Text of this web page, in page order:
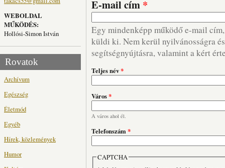
WEBOLDAL
MŰKÖDÉS:
Hollósi-Simon István
Rovatok
Archívum
Egészség
Életmód
Egyéb
Hírek, közlemények
Humor
E-mail cím *
Egy mindenképp működő e-mail
küldi ki. Nem kerül nyilvánosságra
segítségnyújtásra, valamint a kért
Teljes név*
Város*
A város ahol él.
Telefonszám*
CAPTCHA